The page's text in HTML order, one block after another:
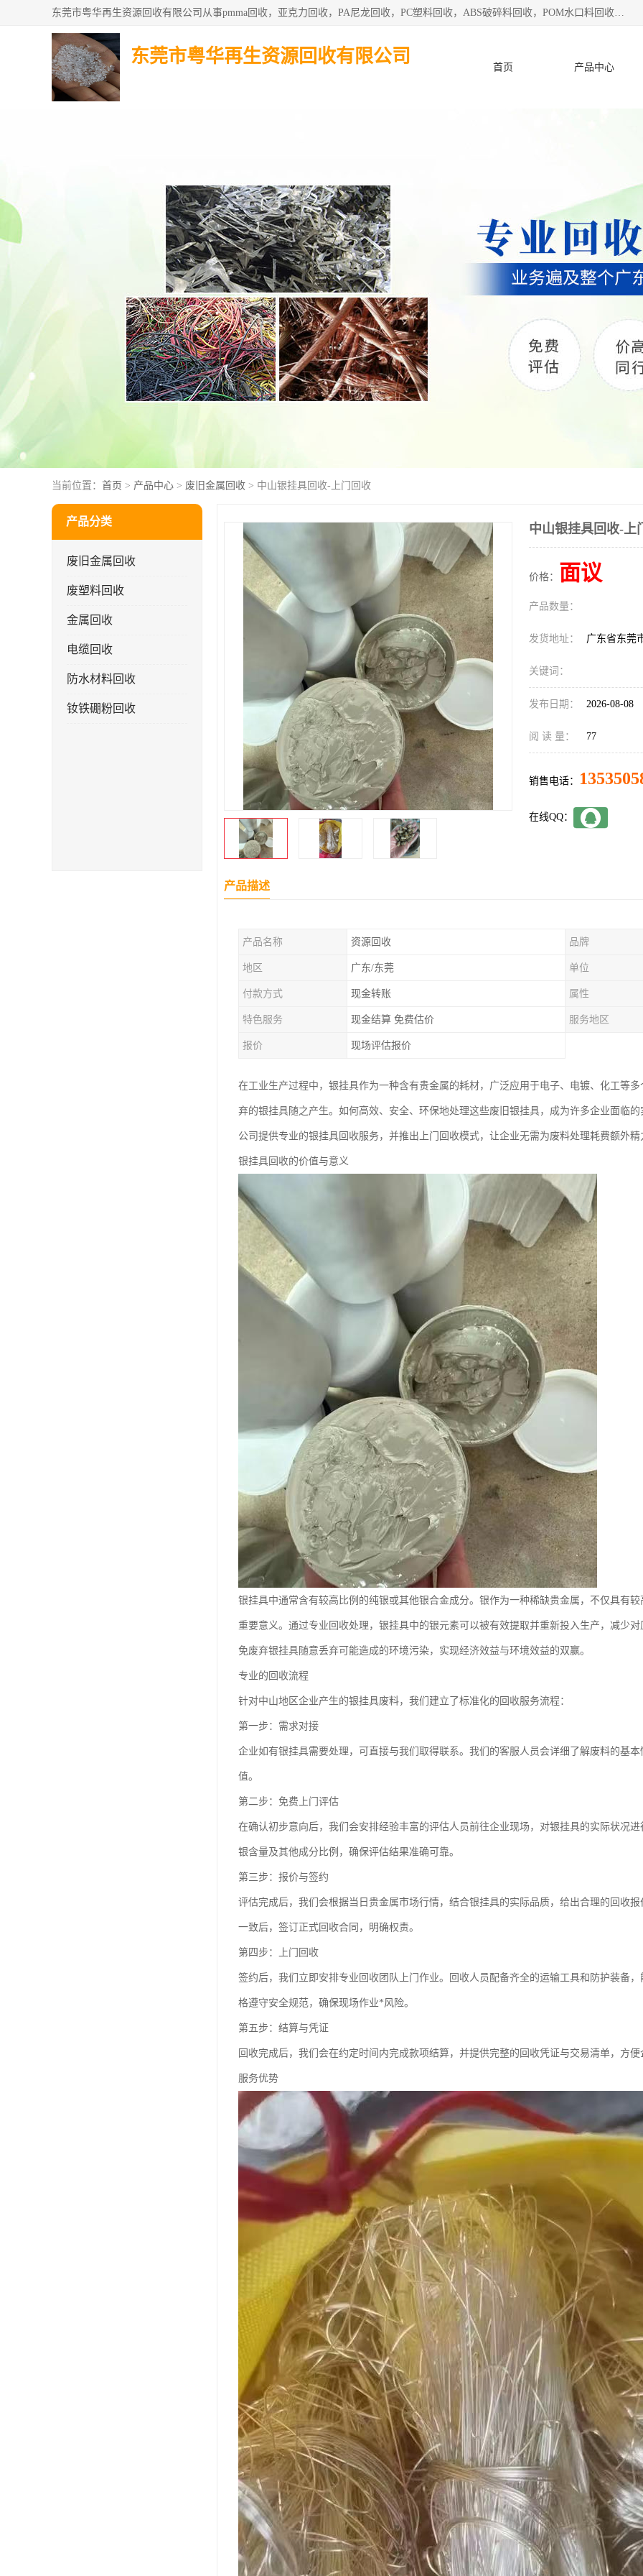
东莞市粤华再生资源回收有限公司从事pmma回收，亚克力回收，PA尼龙回收，PC塑料回收，ABS破碎料回收，POM水口料回收、废不锈钢回收等各类工厂废料回收等。
东莞市粤华再生资源回收有限公司
首页 产品中心
当前位置： 首页 > 产品中心 > 废旧金属回收 > 中山银挂具回收-上门回收
产品分类
废旧金属回收
废塑料回收
金属回收
电缆回收
防水材料回收
钕铁硼粉回收
中山银挂具回收-上
价格： 面议
产品数量：
发货地址： 广东省东莞
关键词：
发布日期： 2026-08-08
阅 读 量： 77
销售电话：
在线QQ：
产品描述
产品名称 资源回收 品牌
地区 广东/东莞 单位
付款方式 现金转账 属性
特色服务 现金结算 免费估价 服务地区
报价 现场评估报价
在工业生产过程中，银挂具作为一种含有贵金属的耗材，广泛应用于电子、电镀、化工等
弃的银挂具随之产生。如何高效、安全、环保地处理这些废旧银挂具，成为许多企业面临
公司提供专业的银挂具回收服务，并推出上门回收模式，让企业无需为废料处理耗费额外精
银挂具回收的价值与意义
银挂具中通常含有较高比例的纯银或其他银合金成分。银作为一种稀缺贵金属，不仅具有
重要意义。通过专业回收处理，银挂具中的银元素可以被有效提取并重新投入生产，减少
免废弃银挂具随意丢弃可能造成的环境污染，实现经济效益与环境效益的双赢。
专业的回收流程
针对中山地区企业产生的银挂具废料，我们建立了标准化的回收服务流程：
第一步：需求对接
企业如有银挂具需要处理，可直接与我们取得联系。我们的客服人员会详细了解废料的基
值。
第二步：免费上门评估
在确认初步意向后，我们会安排经验丰富的评估人员前往企业现场，对银挂具的实际状况
银含量及其他成分比例，确保评估结果准确可靠。
第三步：报价与签约
评估完成后，我们会根据当日贵金属市场行情，结合银挂具的实际品质，给出合理的回收
一致后，签订正式回收合同，明确权责。
第四步：上门回收
签约后，我们立即安排专业回收团队上门作业。回收人员配备齐全的运输工具和防护装备
格遵守安全规范，确保现场作业*风险。
第五步：结算与凭证
回收完成后，我们会在约定时间内完成款项结算，并提供完整的回收凭证与交易清单，方便
服务优势